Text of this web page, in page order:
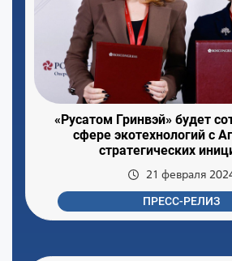
«Русатом Гринвэй» будет
сфере экотехнологий с
стратегических
21 февраля
ПРЕСС-РЕЛИЗ